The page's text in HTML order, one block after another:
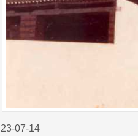
23-07-14